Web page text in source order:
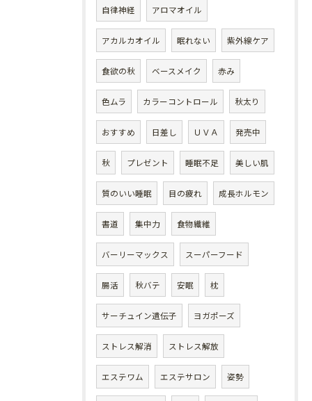
自律神経 アロマオイル
アカルカオイル 眠れない 紫外線ケア
食欲の秋 ベースメイク 赤み
色ムラ カラーコントロール 秋太り
おすすめ 日差し ＵＶＡ 発売中
秋 プレゼント 睡眠不足 美しい肌
質のいい睡眠 目の疲れ 成長ホルモン
書道 集中力 食物繊維
バーリーマックス スーパーフード
腸活 秋バテ 安眠 枕
サーチュイン遺伝子 ヨガポーズ
ストレス解消 ストレス解放
エステワム エステサロン 姿勢